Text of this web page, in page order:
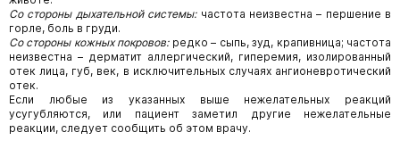
Со стороны дыхательной системы:частота неизвестна – першение в
горле, боль в груди.
Со стороны кожных покровов:редко – сыпь, зуд, крапивница; частота
неизвестна – дерматит аллергический, гиперемия, изолированный
отек лица, губ, век, в исключительных случаях ангионевротический
отек.
Если любые из указанных выше нежелательных реакций
усугубляются, или пациент заметил другие нежелательные
реакции, следует сообщить об этом врачу.